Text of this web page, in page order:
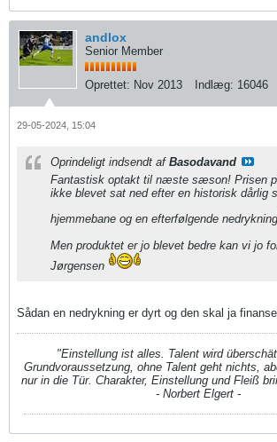
andlox
Senior Member
Oprettet: Nov 2013 Indlæg: 16046
29-05-2024, 15:04
Oprindeligt indsendt af Basodavand
Fantastisk optakt til næste sæson! Prisen
ikke blevet sat ned efter en historisk dårlig
hjemmebane og en efterfølgende nedrykning
Men produktet er jo blevet bedre kan vi jo
Jørgensen
Sådan en nedrykning er dyrt og den skal ja
"Einstellung ist alles. Talent wird
Grundvoraussetzung, ohne Talent geht nichts,
nur in die Tür. Charakter, Einstellung und Fleiß
- Norbert Elgert -